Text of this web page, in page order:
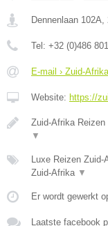
Dennenlaan 102A
Tel: +32 (0)486
E-mail › Zuid-
Website: https://
Zuid-Afrika
▼
Luxe Reizen
Zuid-Afrika ▼
Er wordt gewerkt
Laatste facebook